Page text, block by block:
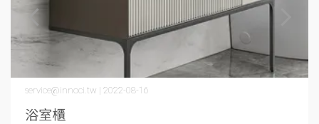
service@innoci.tw | 2022-08-16
浴室櫃